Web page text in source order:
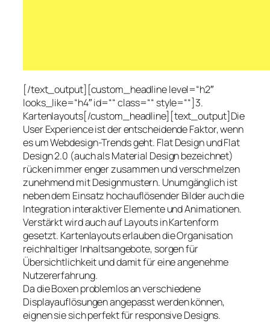
[/text_output][custom_headline level=“h2″
looks_like=“h4″ id=““ class=““ style=““]3.
Kartenlayouts[/custom_headline][text_output]Die
User Experience ist der entscheidende Faktor, wenn
es um Webdesign-Trends geht. Flat Design und Flat
Design 2.0 (auch als Material Design bezeichnet)
rücken immer enger zusammen und verschmelzen
zunehmend mit Designmustern. Unumgänglich ist
neben dem Einsatz hochauflösender Bilder auch die
Integration interaktiver Elemente und Animationen.
Verstärkt wird auch auf Layouts in Kartenform
gesetzt. Kartenlayouts erlauben die Organisation
reichhaltiger Inhaltsangebote, sorgen für
Übersichtlichkeit und damit für eine angenehme
Nutzererfahrung.
Da die Boxen problemlos an verschiedene
Displayauflösungen angepasst werden können,
eignen sie sich perfekt für responsive Designs.